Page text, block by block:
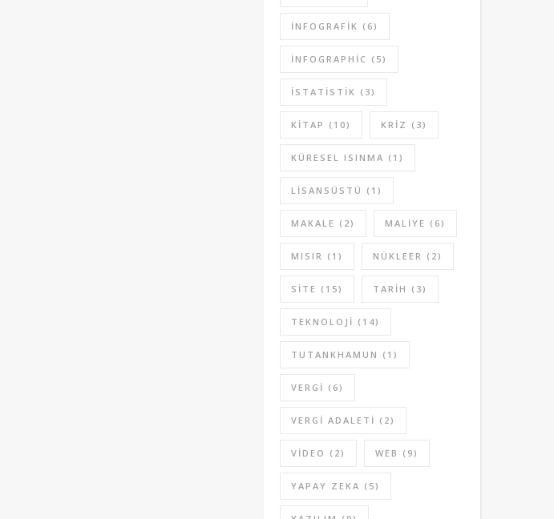
INFOGRAFIK (6)
INFOGRAPHIC (5)
ISTATISTIK (3)
KITAP (10) KRIZ (3)
KÜRESEL ISINMA (1)
LISANSÜSTÜ (1)
MAKALE (2) MALIYE (6)
MISIR (1) NÜKLEER (2)
SITE (15) TARIH (3)
TEKNOLOJI (14)
TUTANKHAMUN (1)
VERGI (6)
VERGI ADALETI (2)
VIDEO (2) WEB (9)
YAPAY ZEKA (5)